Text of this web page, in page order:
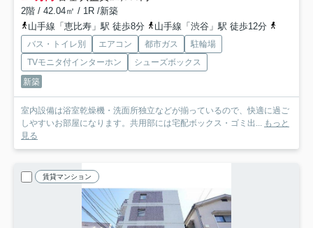
2階 / 42.04㎡ / 1R /新築
山手線「恵比寿」駅 徒歩8分
山手線「渋谷」駅 徒歩12分
バス・トイレ別 エアコン 都市ガス
駐輪場
TVモニタ付インターホン
シューズボックス
新築
室内設備は浴室乾燥機・洗面所独立などが揃っているので、快適に過ご
しやすいお部屋になります。共用部には宅配ボックス・ゴミ出... もっと
見る
賃貸マンション